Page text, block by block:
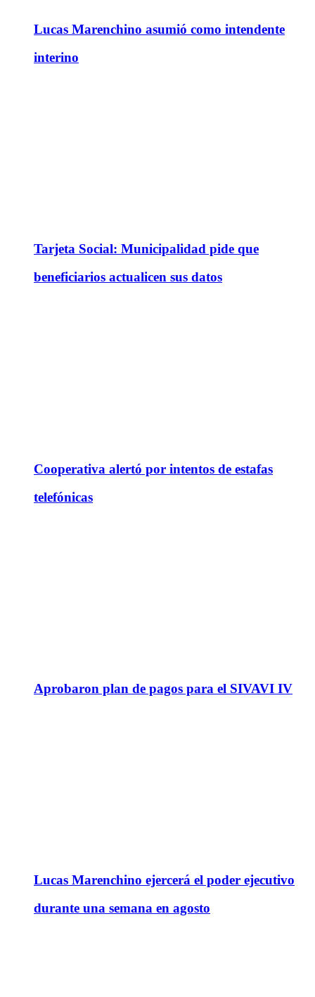
Lucas Marenchino asumió como intendente
interino
Tarjeta Social: Municipalidad pide que
beneficiarios actualicen sus datos
Cooperativa alertó por intentos de estafas
telefónicas
Aprobaron plan de pagos para el SIVAVI IV
Lucas Marenchino ejercerá el poder ejecutivo
durante una semana en agosto